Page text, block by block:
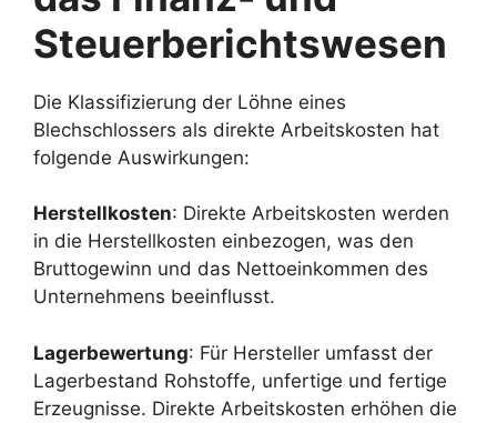
Steuerberichtswesen
Die Klassifizierung der Löhne eines
Blechschlossers als direkte Arbeitskosten hat
folgende Auswirkungen:
Herstellkosten: Direkte Arbeitskosten werden
in die Herstellkosten einbezogen, was den
Bruttogewinn und das Nettoeinkommen des
Unternehmens beeinflusst.
Lagerbewertung: Für Hersteller umfasst der
Lagerbestand Rohstoffe, unfertige und fertige
Erzeugnisse. Direkte Arbeitskosten erhöhen die